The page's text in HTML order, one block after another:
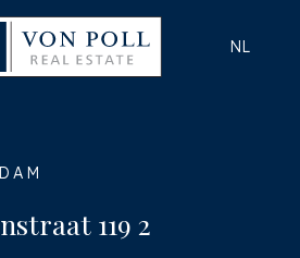
NL
119 2